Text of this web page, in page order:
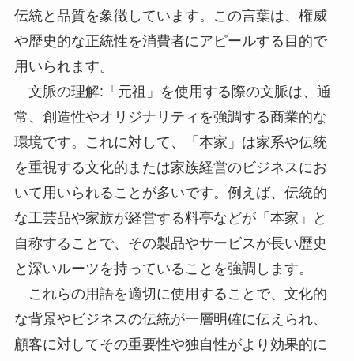
伝統と品質を象徴しています。この言葉は、権威
や歴史的な正統性を消費者にアピールする目的で
用いられます。
文脈の理解:「元祖」を使用する際の文脈は、通
常、創造性やオリジナリティを強調する商業的な
環境です。これに対して、「本家」は家系や伝統
を重視する文化的または家族経営のビジネスにお
いて用いられることが多いです。例えば、伝統的
な工芸品や家族が経営する料亭などが「本家」と
自称することで、その製品やサービスが長い歴史
と深いルーツを持っていることを強調します。
これらの用語を適切に使用することで、文化的
な背景やビジネスの伝統が一層明確に伝えられ、
顧客に対してその重要性や独自性がより効果的に